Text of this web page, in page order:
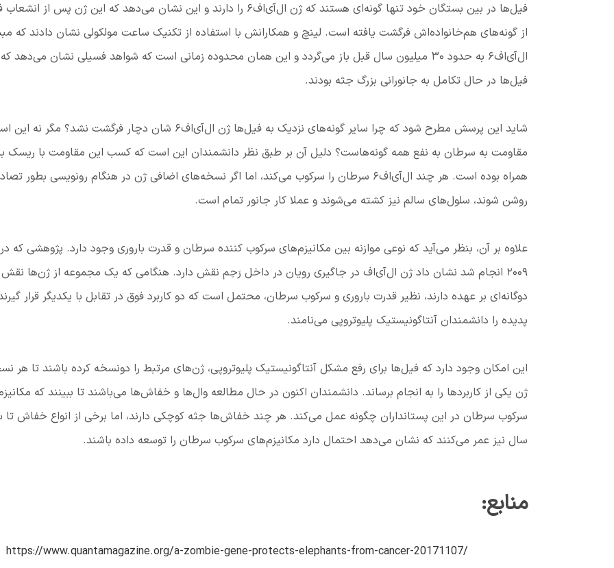
فیل‌ها در بین بستگان خود تنها گونه‌ای هستند که ژن ال‌آی‌اف۶ را دارند و این نشان می‌دهد که این ژن پس از
از گونه‌های هم‌خانواده‌اش فرگشت یافته است. لینچ و همکارانش با استفاده از تکنیک ساعت مولکولی نشان دادند که
ال‌آی‌اف۶ به حدود ۳۰ میلیون سال قبل باز می‌گردد و این همان محدوده زمانی است که شواهد فسیلی نشان می‌دهد که
فیل‌ها در حال تکامل به جانورانی بزرگ جثه بودند.
شاید این پرسش مطرح شود که چرا سایر گونه‌های نزدیک به فیل‌ها ژن ال‌آی‌اف۶ شان دچار فرگشت نشد؟
مقاومت به سرطان به نفع همه گونه‌هاست؟ دلیل آن بر طبق نظر دانشمندان این است که کسب این مقاومت با ریسک
همراه بوده است. هر چند ال‌آی‌اف۶ سرطان را سرکوب می‌کند، اما اگر نسخه‌های اضافی ژن در هنگام رونویسی بطور
روشن شوند، سلول‌های سالم نیز کشته می‌شوند و عملا کار جانور تمام است.
علاوه بر آن، بنظر می‌آید که نوعی موازنه بین مکانیزم‌های سرکوب کننده سرطان و قدرت باروری وجود دارد. پژوهشی که
۲۰۰۹ انجام شد نشان داد ژن ال‌آی‌اف در جاگیری رویان در داخل رَحِم نقش دارد. هنگامی که یک مجموعه از ژن‌ها نقش
دوگانه‌ای بر عهده دارند، نظیر قدرت باروری و سرکوب سرطان، محتمل است که دو کاربرد فوق در تقابل با یکدیگر قرار
پدیده را دانشمندان آنتاگونیستیک پلیوتروپی می‌نامند.
این امکان وجود دارد که فیل‌ها برای رفع مشکل آنتاگونیستیک پلیوتروپی، ژن‌های مرتبط را دونسخه کرده باشند تا هر
ژن یکی از کاربردها را به انجام برساند. دانشمندان اکنون در حال مطالعه وال‌ها و خفاش‌ها می‌باشند تا ببینند که
سرکوب سرطان در این پستانداران چگونه عمل می‌کند. هر چند خفاش‌ها جثه کوچکی دارند، اما برخی از انواع خفاش
سال نیز عمر می‌کنند که نشان می‌دهد احتمال دارد مکانیزم‌های سرکوب سرطان را توسعه داده باشند.
منابع:
https://www.quantamagazine.org/a-zombie-gene-protects-elephants-from-cancer-20171107/